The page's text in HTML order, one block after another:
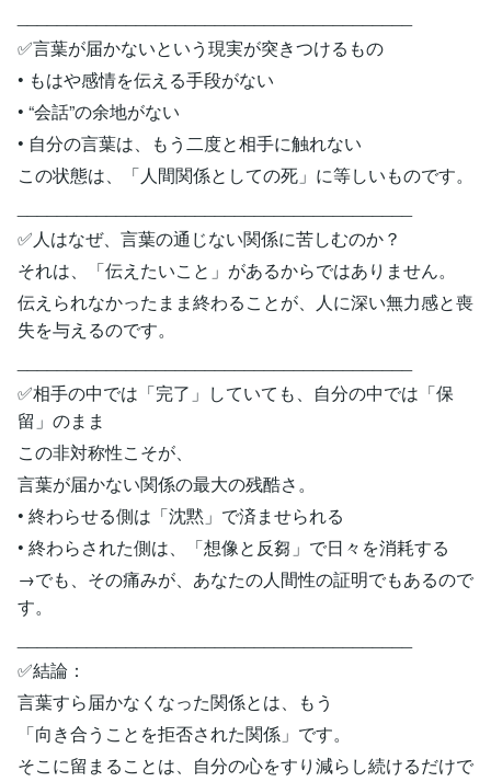
✅言葉が届かないという現実が突きつけるもの
• もはや感情を伝える手段がない
• “会話”の余地がない
• 自分の言葉は、もう二度と相手に触れない
この状態は、「人間関係としての死」に等しいものです。
✅人はなぜ、言葉の通じない関係に苦しむのか？
それは、「伝えたいこと」があるからではありません。
伝えられなかったまま終わることが、人に深い無力感と喪
失を与えるのです。
✅相手の中では「完了」していても、自分の中では「保
留」のまま
この非対称性こそが、
言葉が届かない関係の最大の残酷さ。
• 終わらせる側は「沈黙」で済ませられる
• 終わらされた側は、「想像と反芻」で日々を消耗する
→でも、その痛みが、あなたの人間性の証明でもあるので
す。
✅結論：
言葉すら届かなくなった関係とは、もう
「向き合うことを拒否された関係」です。
そこに留まることは、自分の心をすり減らし続けるだけで